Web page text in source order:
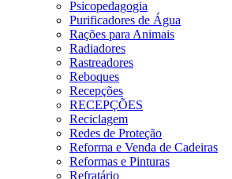
Psicopedagogia
Purificadores de Água
Rações para Animais
Radiadores
Rastreadores
Reboques
Recepções
RECEPÇÕES
Reciclagem
Redes de Proteção
Reforma e Venda de Cadeiras
Reformas e Pinturas
Refratário